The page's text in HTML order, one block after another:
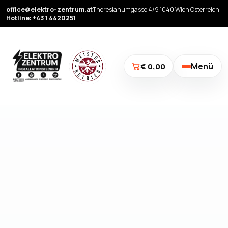
office@elektro-zentrum.atTheresianumgasse 4/9 1040 Wien Österreich
Hotline: +43 1 4420251
€ 0,00 Menü